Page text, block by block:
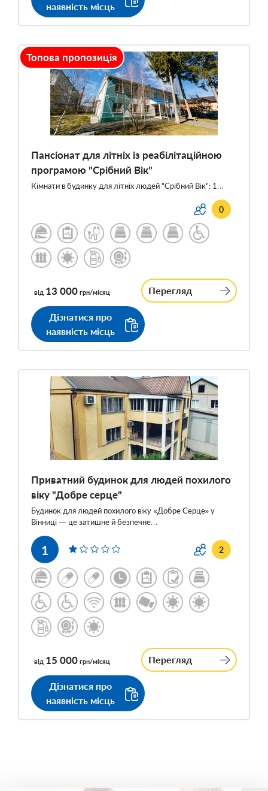
наявність місць
Топова пропозиція
Пансіонат для літніх із реабілітаційною
програмою "Срібний Вік"
Кімнати в будинку для літніх людей "Срібний Вік": 1…
0
від 13 000 грн/місяц Перегляд
Дізнатися про
наявність місць
Приватний будинок для людей похилого
віку "Добре серце"
Будинок для людей похилого віку «Добре Серце» у
Вінниці — це затишне й безпечне…
1 2
від 15 000 грн/місяц Перегляд
Дізнатися про
наявність місць